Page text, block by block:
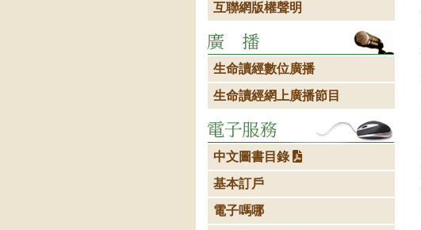
互聯網版權聲明
生命讀經數位廣播
生命讀經網上廣播節目
中文圖書目錄
基本訂戶
電子嗎哪